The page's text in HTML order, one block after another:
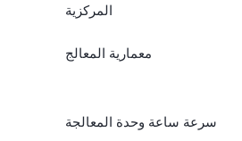
المركزية
معمارية المعالج
سرعة ساعة وحدة المعالجة